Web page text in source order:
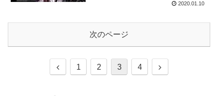
2020.01.10
次のページ
1 2 3 4